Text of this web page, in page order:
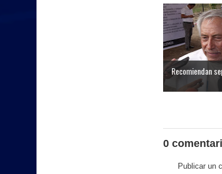
Recomiendan
0
Publicar un